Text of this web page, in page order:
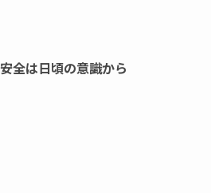
安全は日頃の意識から